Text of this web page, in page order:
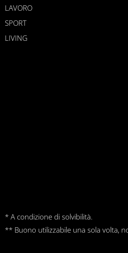
LAVORO
SPORT
LIVING
* A condizione di solvibilità.
** Buono utilizzabile una sola volta,